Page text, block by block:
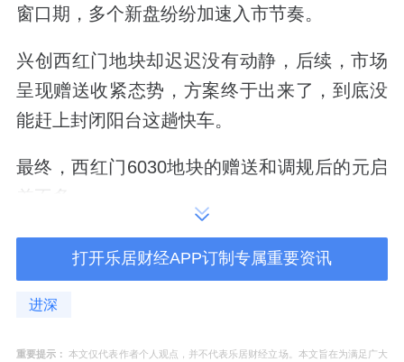
窗口期，多个新盘纷纷加速入市节奏。
兴创西红门地块却迟迟没有动静，后续，市场
呈现赠送收紧态势，方案终于出来了，到底没
能赶上封闭阳台这趟快车。
最终，西红门6030地块的赠送和调规后的元启
奇偶阳台+设备平台，边户有大尺度转角飘窗。
响，如设置阳台，应进行封闭。
打开乐居财经APP订制专属重要资讯
进深
重要提示： 本文仅代表作者个人观点，并不代表乐居财经立场。本文旨在为满足广大